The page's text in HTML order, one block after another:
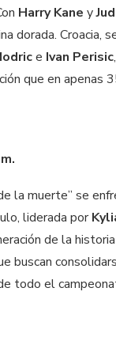
Harry Kane y
dorada.
e Ivan Perisic
que en apenas
la muerte” se
liderada por
de la
buscan
todo el